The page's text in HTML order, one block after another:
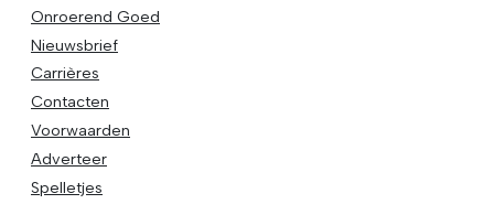
Onroerend Goed
Nieuwsbrief
Carrières
Contacten
Voorwaarden
Adverteer
Spelletjes